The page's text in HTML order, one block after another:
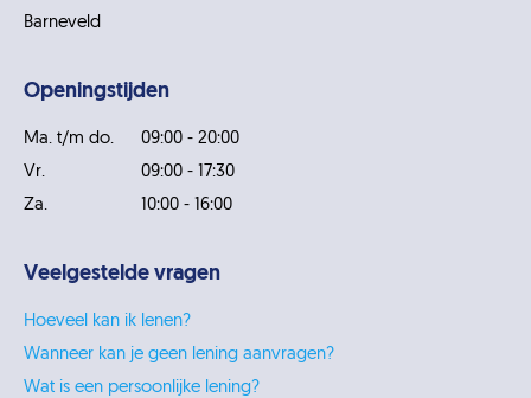
Barneveld
Openingstijden
Ma. t/m do.
09:00 - 20:00
Vr.
09:00 - 17:30
Za.
10:00 - 16:00
Veelgestelde vragen
Hoeveel kan ik lenen?
Wanneer kan je geen lening aanvragen?
Wat is een persoonlijke lening?